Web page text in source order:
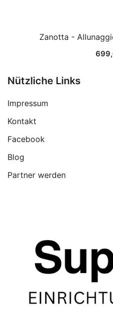
Zanotta -
Nützliche Links
Impressum
Kontakt
Facebook
Blog
Partner werden